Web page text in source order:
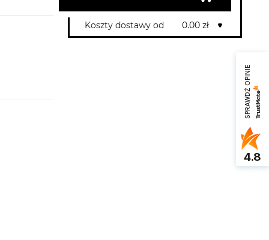
Koszty dostawy od 0.00 zł
SPRAWDŹ OPINIE
4.8